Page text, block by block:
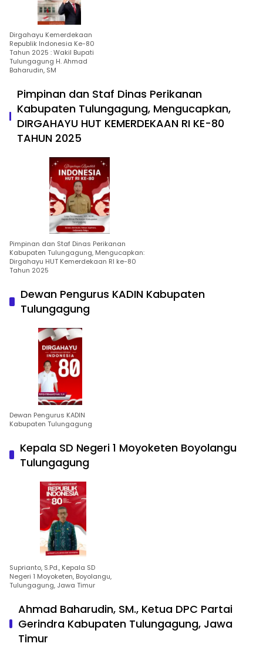
Dirgahayu Kemerdekaan
Republik Indonesia Ke-80
Tahun 2025 : Wakil Bupati
Tulungagung H. Ahmad
Baharudin, SM
Pimpinan dan Staf Dinas Perikanan
Kabupaten Tulungagung, Mengucapkan,
DIRGAHAYU HUT KEMERDEKAAN RI KE-80
TAHUN 2025
Pimpinan dan Staf Dinas Perikanan
Kabupaten Tulungagung, Mengucapkan:
Dirgahayu HUT Kemerdekaan RI ke-80
Tahun 2025
Dewan Pengurus KADIN Kabupaten
Tulungagung
Dewan Pengurus KADIN
Kabupaten Tulungagung
Kepala SD Negeri 1 Moyoketen Boyolangu
Tulungagung
Suprianto, S.Pd., Kepala SD
Negeri 1 Moyoketen, Boyolangu,
Tulungagung, Jawa Timur
Ahmad Baharudin, SM., Ketua DPC Partai
Gerindra Kabupaten Tulungagung, Jawa
Timur